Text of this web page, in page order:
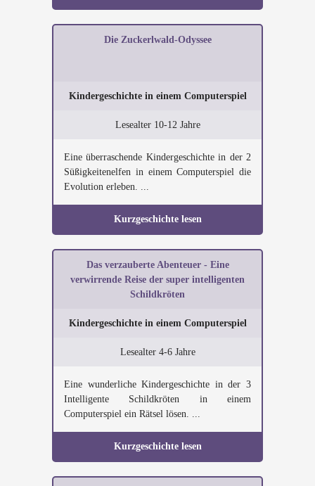
Die Zuckerlwald-Odyssee
Kindergeschichte in einem Computerspiel
Lesealter 10-12 Jahre
Eine überraschende Kindergeschichte in der 2
Süßigkeitenelfen in einem Computerspiel die
Evolution erleben. ...
Kurzgeschichte lesen
Das verzauberte Abenteuer - Eine
verwirrende Reise der super intelligenten
Schildkröten
Kindergeschichte in einem Computerspiel
Lesealter 4-6 Jahre
Eine wunderliche Kindergeschichte in der 3
Intelligente Schildkröten in einem
Computerspiel ein Rätsel lösen. ...
Kurzgeschichte lesen